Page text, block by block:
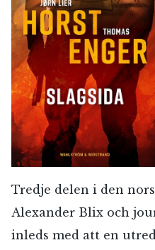
Tredje delen i den
Alexander Blix och
inleds med att en